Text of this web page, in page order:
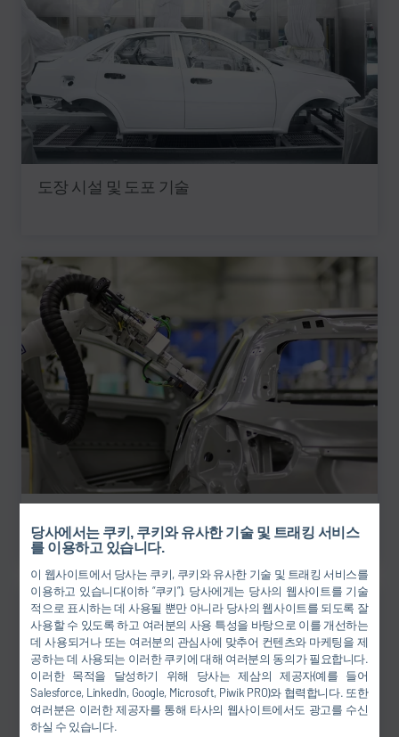
당사에서는 쿠키, 쿠키와 유사한 기술 및 트래킹 서비스
를 이용하고 있습니다.
이 웹사이트에서 당사는 쿠키, 쿠키와 유사한 기술 및 트래킹 서비스를
이용하고 있습니다(이하 “쿠키”). 당사에게는 당사의 웹사이트를 기술
적으로 표시하는 데 사용될 뿐만 아니라 당사의 웹사이트를 되도록 잘
사용할 수 있도록 하고 여러분의 사용 특성을 바탕으로 이를 개선하는
데 사용되거나 또는 여러분의 관심사에 맞추어 컨텐츠와 마케팅을 제
공하는 데 사용되는 이러한 쿠키에 대해 여러분의 동의가 필요합니다.
이러한 목적을 달성하기 위해 당사는 제삼의 제공자(예를 들어
Salesforce, LinkedIn, Google, Microsoft, Piwik PRO)와 협력합니다. 또한
여러분은 이러한 제공자를 통해 타사의 웹사이트에서도 광고를 수신
하실 수 있습니다.
도장 시설 및 도포 기술